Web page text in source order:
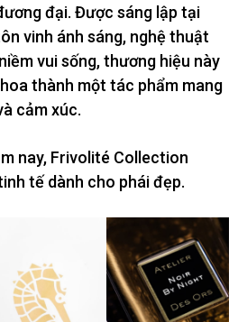
đại. Được sáng lập tại
vinh ánh sáng, nghệ thuật
vui sống, thương hiệu này
thành một tác phẩm mang
cảm xúc.
nay, Frivolité Collection
tế dành cho phái đẹp.